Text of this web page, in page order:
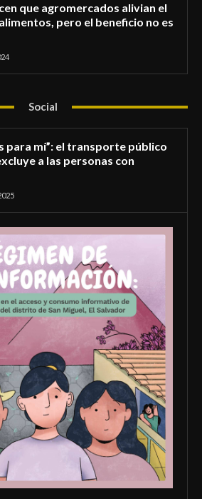
que agromercados alivian el
pero el beneficio no es
Social
para mí”: el transporte público
a las personas con